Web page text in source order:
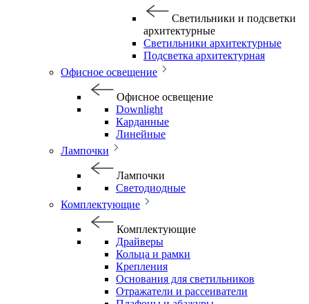
Светильники и подсветки
архитектурные
Светильники архитектурные
Подсветка архитектурная
Офисное освещение
Офисное освещение
Downlight
Карданные
Линейные
Лампочки
Лампочки
Светодиодные
Комплектующие
Комплектующие
Драйверы
Кольца и рамки
Крепления
Основания для светильников
Отражатели и рассеиватели